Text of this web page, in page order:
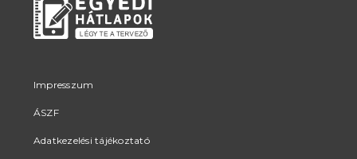
Impresszum
ÁSZF
Adatkezelési tájékoztató